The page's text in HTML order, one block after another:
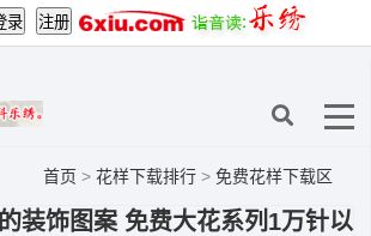
首页 > 花样下载排行 > 免费花样下载区
装饰图案 免费大花系列1万针以